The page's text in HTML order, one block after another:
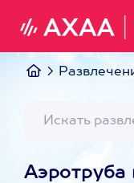
Аэротруба